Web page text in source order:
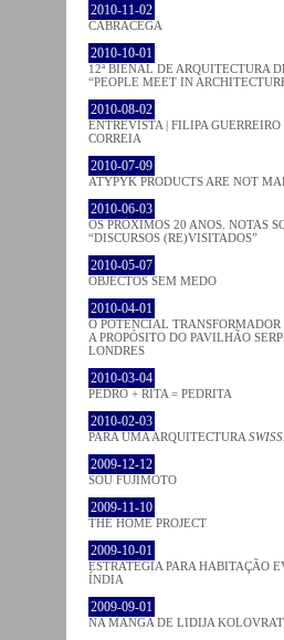
2010-11-02
CABRACEGA
2010-10-01
12ª BIENAL DE ARQUITECTURA
“PEOPLE MEET IN
2010-08-02
ENTREVISTA | FILIPA
CORREIA
2010-07-09
ATYPYK PRODUCTS ARE NOT
2010-06-03
OS PRÓXIMOS 20 ANOS. NOTAS
“DISCURSOS (RE)VISITADOS”
2010-05-07
OBJECTOS SEM MEDO
2010-04-01
O POTENCIAL TRANSFORMADOR
A PROPÓSITO DO PAVILHÃO
LONDRES
2010-03-04
PEDRO + RITA = PEDRITA
2010-02-03
PARA UMA ARQUITECTURA
2009-12-12
SOU FUJIMOTO
2009-11-10
THE HOME PROJECT
2009-10-01
ESTRATÉGIA PARA HABITAÇÃO
ÍNDIA
2009-09-01
NA MANGA DE LIDIJA KOLOVRAT